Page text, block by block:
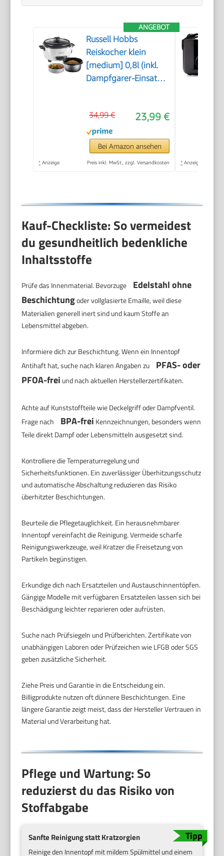
ANGEBOT
Russell Hobbs
Reiskocher klein
[medium] 0,8l (inkl.
Dampfgarer-Einsatz,
Gartopf, Reislöffel &
Messbecher)
Schongarer für
Gemüse & Fisch
23,99 €
34,99 €
Bei Amazon ansehen
* Anzeige Preis inkl. MwSt., zzgl. Versandkosten * Anzeige
Kauf-Checkliste: So vermeidest
du gesundheitlich bedenkliche
Inhaltsstoffe
Prüfe das Innenmaterial. Bevorzuge
Edelstahl ohne
Beschichtungoder vollglasierte Emaille, weil diese
Materialien generell inert sind und kaum Stoffe an
Lebensmittel abgeben.
Informiere dich zur Beschichtung. Wenn ein Innentopf
Antihaft hat, suche nach klaren Angaben zu
PFAS- oder
PFOA-frei und nach aktuellen Herstellerzertifikaten.
Achte auf Kunststoffteile wie Deckelgriff oder Dampfventil.
Frage nach
BPA-frei Kennzeichnungen, besonders wenn
Teile direkt Dampf oder Lebensmitteln ausgesetzt sind.
Kontrolliere die Temperaturregelung und
Sicherheitsfunktionen. Ein zuverlässiger Überhitzungsschutz
und automatische Abschaltung reduzieren das Risiko
überhitzter Beschichtungen.
Beurteile die Pflegetauglichkeit. Ein herausnehmbarer
Innentopf vereinfacht die Reinigung. Vermeide scharfe
Reinigungswerkzeuge, weil Kratzer die Freisetzung von
Partikeln begünstigen.
Erkundige dich nach Ersatzteilen und Austauschinnentöpfen.
Gängige Modelle mit verfügbaren Ersatzteilen lassen sich bei
Beschädigung leichter reparieren oder aufrüsten.
Suche nach Prüfsiegeln und Prüfberichten. Zertifikate von
unabhängigen Laboren oder Prüfzeichen wie LFGB oder SGS
geben zusätzliche Sicherheit.
Ziehe Preis und Garantie in die Entscheidung ein.
Billigprodukte nutzen oft dünnere Beschichtungen. Eine
längere Garantie zeigt meist, dass der Hersteller Vertrauen in
Material und Verarbeitung hat.
Pflege und Wartung: So
reduzierst du das Risiko von
Stoffabgabe
Sanfte Reinigung statt Kratzorgien
Reinige den Innentopf mit mildem Spülmittel und einem